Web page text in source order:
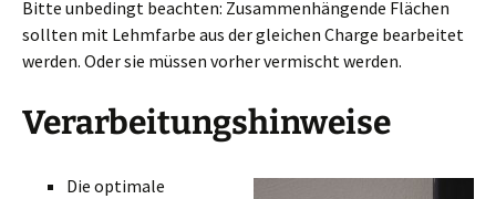
Bitte unbedingt beachten: Zusammenhängende Flächen
sollten mit Lehmfarbe aus der gleichen Charge bearbeitet
werden. Oder sie müssen vorher vermischt werden.
Verarbeitungshinweise
Die optimale